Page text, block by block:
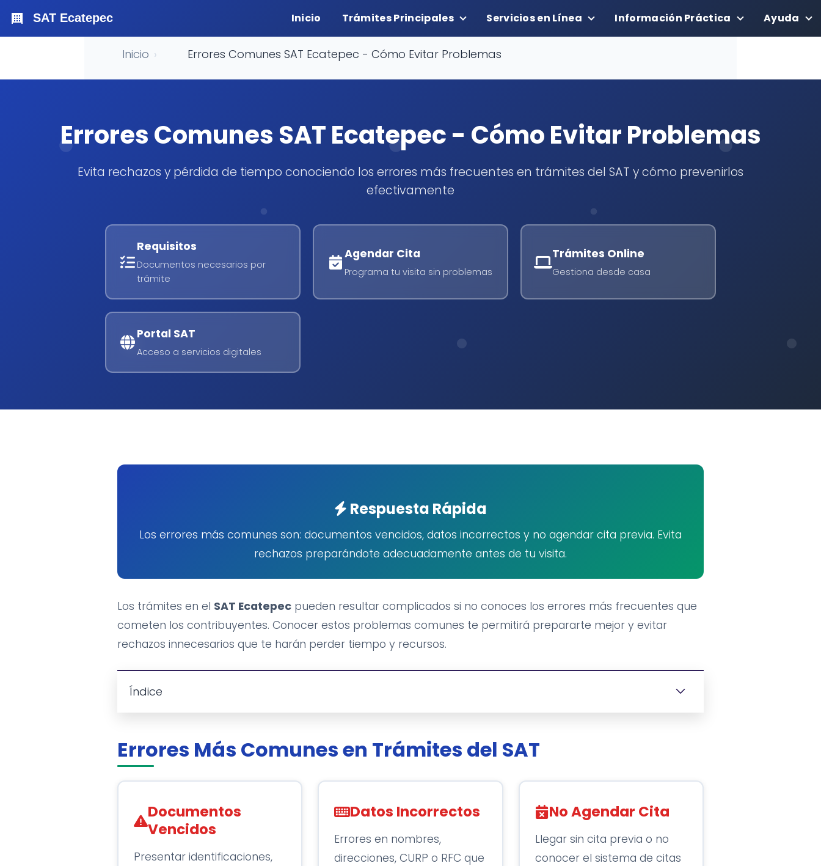
SAT Ecatepec Inicio Trámites Principales Servicios en Línea Información Práctica Ayuda
Inicio › Errores Comunes SAT Ecatepec - Cómo Evitar Problemas
Errores Comunes SAT Ecatepec - Cómo Evitar Problemas
Evita rechazos y pérdida de tiempo conociendo los errores más frecuentes en trámites del SAT y cómo prevenirlos
efectivamente
Requisitos
Documentos necesarios por
trámite
Agendar Cita
Programa tu visita sin problemas
Trámites Online
Gestiona desde casa
Portal SAT
Acceso a servicios digitales
Respuesta Rápida
Los errores más comunes son: documentos vencidos, datos incorrectos y no agendar cita previa. Evita
rechazos preparándote adecuadamente antes de tu visita.
Los trámites en el SAT Ecatepec pueden resultar complicados si no conoces los errores más frecuentes que
cometen los contribuyentes. Conocer estos problemas comunes te permitirá prepararte mejor y evitar
rechazos innecesarios que te harán perder tiempo y recursos.
Índice
Errores Más Comunes en Trámites del SAT
Documentos
Vencidos
Presentar identificaciones,
Datos Incorrectos
Errores en nombres,
direcciones, CURP o RFC que
No Agendar Cita
Llegar sin cita previa o no
conocer el sistema de citas